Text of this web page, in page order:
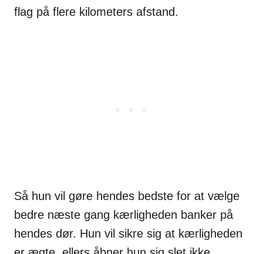
flag på flere kilometers afstand.
Så hun vil gøre hendes bedste for at vælge
bedre næste gang kærligheden banker på
hendes dør. Hun vil sikre sig at kærligheden